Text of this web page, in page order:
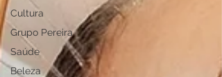
Cultura
Grupo Pereira
Saúde
Beleza